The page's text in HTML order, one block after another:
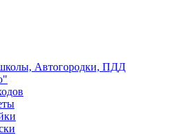
Автогородки, ПДД